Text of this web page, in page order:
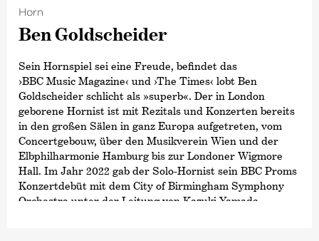
›Così fan tutte ‹
›Peter Grimes‹an der Oper Köln sowie
Duncan Wards Leidenschaft für ein breit gefächertes
Repertoire führte zu einer Zusammenarbeit mit
führenden Spezialensembles – von Les Siècles und dem
Balthasar Neumann Orchestra bis hin zum Ensemble
Modern und zum Ensemble intercontemporain. Im
Rahmen seiner gemeinnützigen Tätigkeit in Europa und
Asien studierte er zudem indische klassische Musik bei
Ravi Shankar.
Horn
Ben Goldscheider
Sein Hornspiel sei eine Freude, befindet das
›BBC Music Magazine‹ und ›The Times‹ lobt Ben
Goldscheider schlicht als »superb«. Der in London
geborene Hornist ist mit Rezitals und Konzerten bereits
in den großen Sälen in ganz Europa aufgetreten, vom
Concertgebouw, über den Musikverein Wien und der
Elbphilharmonie Hamburg bis zur Londoner Wigmore
Hall. Im Jahr 2022 gab der Solo-Hornist sein BBC Proms
Konzertdebüt mit dem City of Birmingham Symphony
Orchestra unter der Leitung von Kazuki Yamada.